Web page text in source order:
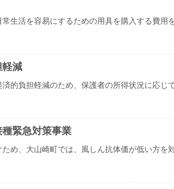
生活を容易にするための用具を購入する費用
軽減
的負担軽減のため、保護者の所得状況に応じ
緊急対策事業
め、大山崎町では、風しん抗体価が低い方を